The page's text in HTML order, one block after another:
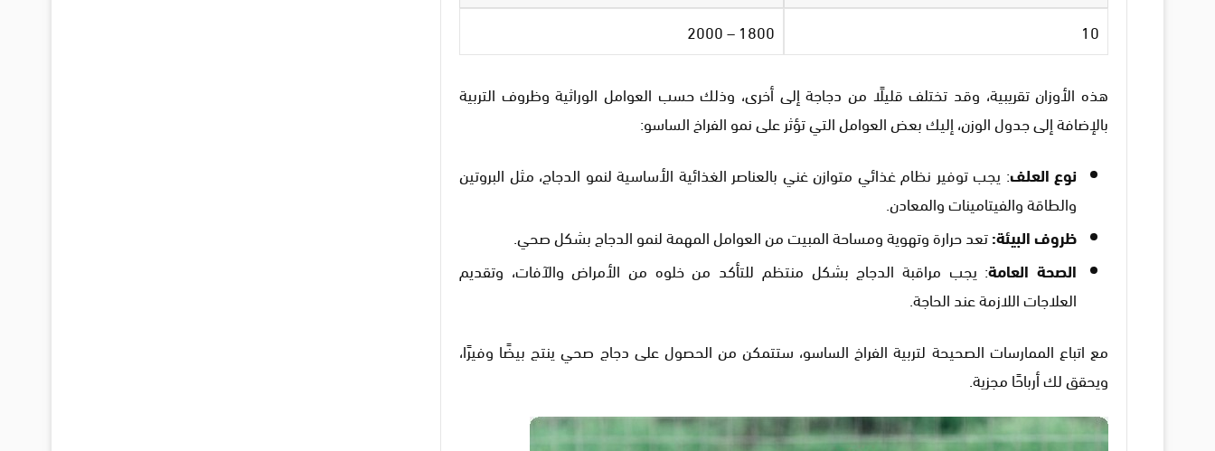
10
1800 – 2000
هذه الأوزان تقريبية، وقد تختلف قليلًا من دجاجة إلى أخرى، وذلك حسب العوامل الوراثية وظروف التربية
بالإضافة إلى جدول الوزن، إليك بعض العوامل التي تؤثر على نمو الفراخ الساسو:
نوع العلف: يجب توفير نظام غذائي متوازن غني بالعناصر الغذائية الأساسية لنمو الدجاج، مثل البروتين
والطاقة والفيتامينات والمعادن.
ظروف البيئة:تعد حرارة وتهوية ومساحة المبيت من العوامل المهمة لنمو الدجاج بشكل صحي.
الصحة العامة: يجب مراقبة الدجاج بشكل منتظم للتأكد من خلوه من الأمراض والآفات، وتقديم
العلاجات اللازمة عند الحاجة.
مع اتباع الممارسات الصحيحة لتربية الفراخ الساسو، ستتمكن من الحصول على دجاج صحي ينتج بيضًا وفيرًا،
ويحقق لك أرباحًا مجزية.